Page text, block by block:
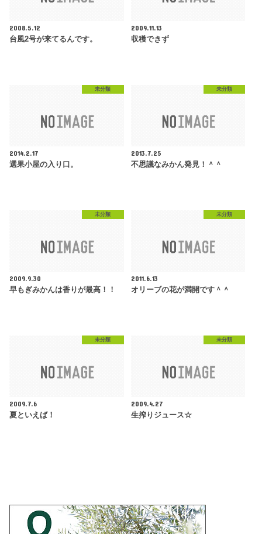
2008.5.12
台風2号が来てるんです。
2009.11.13
収穫できず
未分類
2014.2.17
選果小屋の入り口。
未分類
2013.7.25
不思議なみかん発見！＾＾
未分類
2009.9.30
早もぎみかんは香りが最高！！
未分類
2011.6.13
オリーブの花が満開です＾＾
未分類
2009.7.6
夏といえば！
未分類
2009.4.27
生搾りジュース☆